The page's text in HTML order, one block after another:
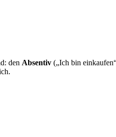
den Absentiv („Ich bin